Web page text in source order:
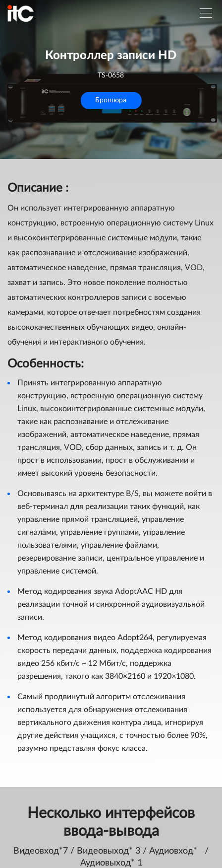
Контроллер записи HD
TS-0658
Брошюра
Описание :
Он использует интегрированную аппаратную
конструкцию, встроенную операционную систему Linux
и высокоинтегрированные системные модули, такие
как распознавание и отслеживание изображений,
автоматическое наведение, прямая трансляция, VOD,
захват и запись. Это новое поколение полностью
автоматических контроллеров записи с восемью
камерами, которое отвечает потребностям создания
высококачественных обучающих видео, онлайн-
обучения и интерактивного обучения.
Особенность:
Принять интегрированную аппаратную
конструкцию, встроенную операционную систему
Linux, высокоинтегрированные системные модули,
такие как распознавание и отслеживание
изображений, автоматическое наведение, прямая
трансляция, VOD, сбор данных, запись и т. д. Он
прост в использовании, прост в обслуживании и
имеет высокий уровень безопасности.
Основываясь на архитектуре B/S, вы можете войти в
веб-терминал для реализации таких функций, как
управление прямой трансляцией, управление
сигналами, управление группами, управление
пользователями, управление файлами,
резервирование записи, центральное управление и
управление системой.
Метод кодирования звука AdoptAAC HD для
реализации точной и синхронной аудиовизуальной
записи.
Метод кодирования видео Adopt264, регулируемая
скорость передачи данных, поддержка кодирования
видео 256 кбит/с ~ 12 Мбит/с, поддержка
разрешения, такого как 3840×2160 и 1920×1080.
Самый продвинутый алгоритм отслеживания
используется для обнаружения отслеживания
вертикального движения контура лица, игнорируя
другие действия учащихся, с точностью более 90%,
разумно представляя фокус класса.
Несколько интерфейсов
ввода-вывода
Видеовход*7 / Видеовыход* 3 / Аудиовход* /
Аудиовыход* 1